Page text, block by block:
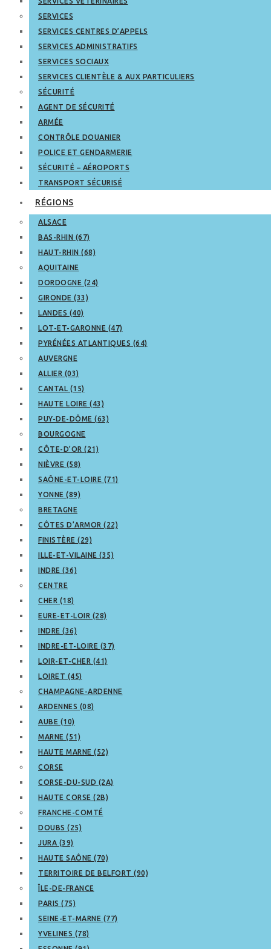
SERVICES
SERVICES CENTRES D’APPELS
SERVICES ADMINISTRATIFS
SERVICES SOCIAUX
SERVICES CLIENTÈLE & AUX PARTICULIERS
SÉCURITÉ
AGENT DE SÉCURITÉ
ARMÉE
CONTRÔLE DOUANIER
POLICE ET GENDARMERIE
SÉCURITÉ – AÉROPORTS
TRANSPORT SÉCURISÉ
RÉGIONS
ALSACE
BAS-RHIN (67)
HAUT-RHIN (68)
AQUITAINE
DORDOGNE (24)
GIRONDE (33)
LANDES (40)
LOT-ET-GARONNE (47)
PYRÉNÉES ATLANTIQUES (64)
AUVERGNE
ALLIER (03)
CANTAL (15)
HAUTE LOIRE (43)
PUY-DE-DÔME (63)
BOURGOGNE
CÔTE-D’OR (21)
NIÈVRE (58)
SAÔNE-ET-LOIRE (71)
YONNE (89)
BRETAGNE
CÔTES D’ARMOR (22)
FINISTÈRE (29)
ILLE-ET-VILAINE (35)
INDRE (36)
CENTRE
CHER (18)
EURE-ET-LOIR (28)
INDRE (36)
INDRE-ET-LOIRE (37)
LOIR-ET-CHER (41)
LOIRET (45)
CHAMPAGNE-ARDENNE
ARDENNES (08)
AUBE (10)
MARNE (51)
HAUTE MARNE (52)
CORSE
CORSE-DU-SUD (2A)
HAUTE CORSE (2B)
FRANCHE-COMTÉ
DOUBS (25)
JURA (39)
HAUTE SAÔNE (70)
TERRITOIRE DE BELFORT (90)
ÎLE-DE-FRANCE
PARIS (75)
SEINE-ET-MARNE (77)
YVELINES (78)